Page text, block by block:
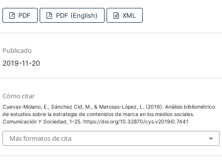
PDF PDF (English) XML
Publicado
2019-11-20
Cómo citar
Cuevas-Molano, E., Sánchez Cid, M., & Matosas-López, L. (2019). Análisis bibliométrico
de estudios sobre la estrategia de contenidos de marca en los medios sociales.
Comunicación Y Sociedad, 1–25. https://doi.org/10.32870/cys.v2019i0.7441
Más formatos de cita